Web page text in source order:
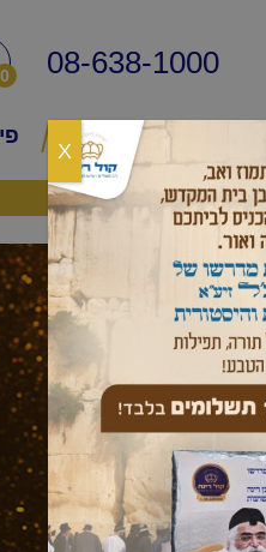
08-638-1000
0
שאלות ותשובות
היה שותף
X